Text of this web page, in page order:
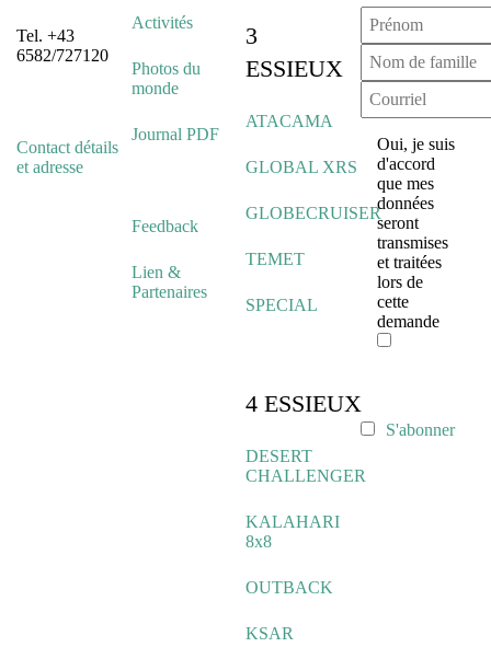
Tel. +43
6582/727120
Contact détails
et adresse
Activités
Photos du
monde
Journal PDF
Feedback
Lien &
Partenaires
3
ESSIEUX
ATACAMA
GLOBAL XRS
GLOBECRUISER
TEMET
SPECIAL
4 ESSIEUX
DESERT
CHALLENGER
KALAHARI
8x8
OUTBACK
KSAR
Oui, je suis
d'accord
que mes
données
seront
transmises
et traitées
lors de
cette
demande
S'abonner